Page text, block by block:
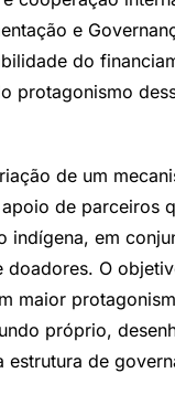
e
do
protagonismo
de um
de parceiros
indígena, em
doadores. O
maior
próprio,
estrutura de